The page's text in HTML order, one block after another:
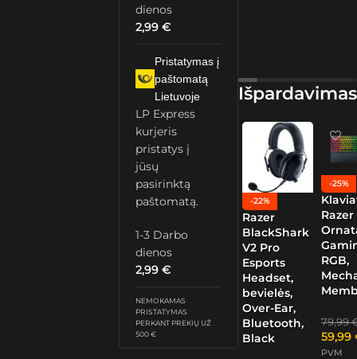
dienos
2,99€
Pristatymas į
paštomatą
Lietuvoje
LP Express
kurjeris
pristatys į
jūsų
pasirinktą
paštomatą.
1-3 Darbo
dienos
2,99€
NEMOKAMAS
PRISTATYMAS
PERKANT PREKIŲ UŽ
500 €
Išpardavimas
-22%
Razer
BlackShark
V2 Pro
Esports
Headset,
bevielės,
Over-Ear,
Bluetooth,
Black
-25%
Razer
RGB,
79,99
59,99
PVM